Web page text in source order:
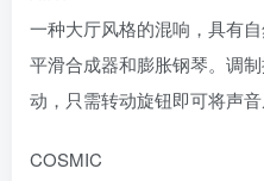
一种大厅风格的混响，具有
平滑合成器和膨胀钢琴。调
动，只需转动旋钮即可将声音
COSMIC